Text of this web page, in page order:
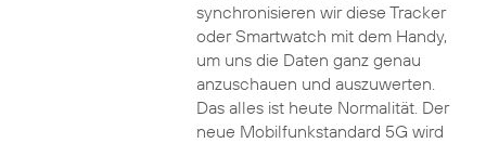
synchronisieren wir diese Tracker
oder Smartwatch mit dem Handy,
um uns die Daten ganz genau
anzuschauen und auszuwerten.
Das alles ist heute Normalität. Der
neue Mobilfunkstandard 5G wird